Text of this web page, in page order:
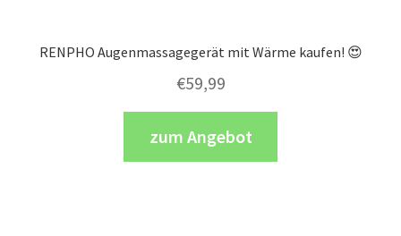
RENPHO Augenmassagegerät mit Wärme kaufen! 😍
€59,99
zum Angebot